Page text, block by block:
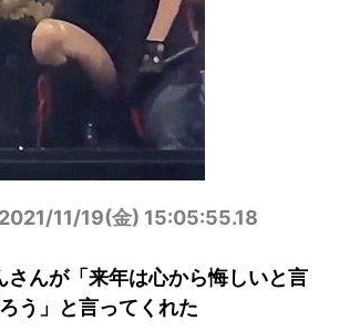
2021/11/19(金) 15:05:55.18
さんが「来年は心から悔しいと言
う」と言ってくれた